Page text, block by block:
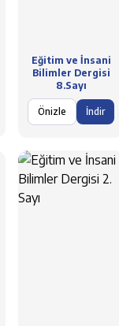
Eğitim ve İnsani
Bilimler Dergisi
8.Sayı
Önizle İndir